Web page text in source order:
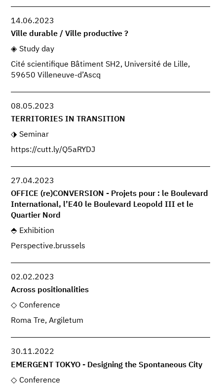
14.06.2023
Ville durable / Ville productive ?
Study day
Cité scientifique Bâtiment SH2, Université de Lille,
59650 Villeneuve-d’Ascq
08.05.2023
TERRITORIES IN TRANSITION
Seminar
https://cutt.ly/Q5aRYDJ
27.04.2023
OFFICE (re)CONVERSION - Projets pour : le Boulevard
International, l’E40 le Boulevard Leopold III et le
Quartier Nord
Exhibition
Perspective.brussels
02.02.2023
Across positionalities
Conference
Roma Tre, Argiletum
30.11.2022
EMERGENT TOKYO - Designing the Spontaneous City
Conference